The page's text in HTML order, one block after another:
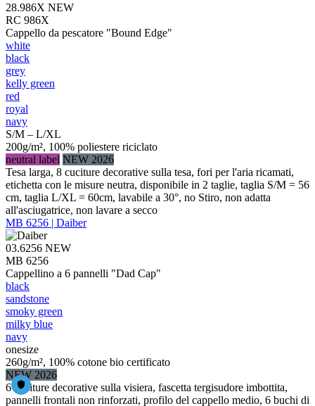
28.986X NEW
RC 986X
Cappello da pescatore "Bound Edge"
white
black
grey
kelly green
red
royal
navy
S/M – L/XL
200g/m², 100% poliestere riciclato
neutral label NEW 2026
Tesa larga, 8 cuciture decorative sulla tesa, fori per l'aria ricamati,
etichetta con le misure neutra, disponibile in 2 taglie, taglia S/M = 56
cm, taglia L/XL = 60cm, lavabile a 30°, no Stiro, non adatta
all'asciugatrice, non lavare a secco
MB 6256 | Daiber
03.6256 NEW
MB 6256
Cappellino a 6 pannelli "Dad Cap"
black
sandstone
smoky green
milky blue
navy
onesize
260g/m², 100% cotone bio certificato
NEW 2026
6 cuciture decorative sulla visiera, fascetta tergisudore imbottita,
pannelli frontali non rinforzati, profilo del cappello medio, 6 buchi di